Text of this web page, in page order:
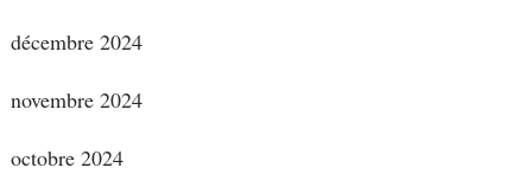
décembre 2024
novembre 2024
octobre 2024